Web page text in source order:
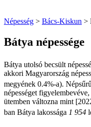
Népesség > Bács-Kiskun >
Bátya népessége
Bátya utolsó becsült
akkori Magyarország
megyének 0.4%-a).
népességet
ütemben változna mint
ban Bátya lakossága 1 954